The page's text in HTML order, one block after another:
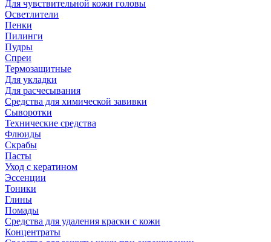
Для чувствительной кожи головы
Осветлители
Пенки
Пилинги
Пудры
Спреи
Термозащитные
Для укладки
Для расчесывания
Средства для химической завивки
Сыворотки
Технические средства
Флюиды
Скрабы
Пасты
Уход с кератином
Эссенции
Тоники
Глины
Помады
Средства для удаления краски с кожи
Концентраты